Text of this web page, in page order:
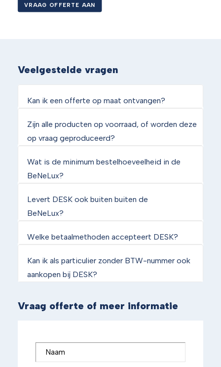
VRAAG OFFERTE AAN
Veelgestelde vragen
Kan ik een offerte op maat ontvangen?
Zijn alle producten op voorraad, of worden deze
op vraag geproduceerd?
Wat is de minimum bestelhoeveelheid in de
BeNeLux?
Levert DESK ook buiten buiten de
BeNeLux?
Welke betaalmethoden accepteert DESK?
Kan ik als particulier zonder BTW-nummer ook
aankopen bij DESK?
Vraag offerte of meer informatie
Naam